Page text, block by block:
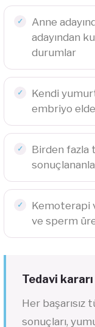
Anne
adayından
durumlar
Kendi
embriyo
Birden fazla
Kemoterapi
ve sperm
Tedavi
Her
sonuçları,